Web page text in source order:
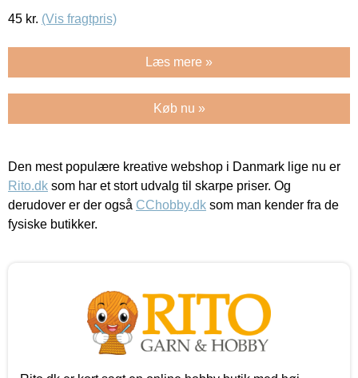
45 kr. (Vis fragtpris)
Læs mere »
Køb nu »
Den mest populære kreative webshop i Danmark lige nu er
Rito.dk som har et stort udvalg til skarpe priser. Og
derudover er der også CChobby.dk som man kender fra de
fysiske butikker.